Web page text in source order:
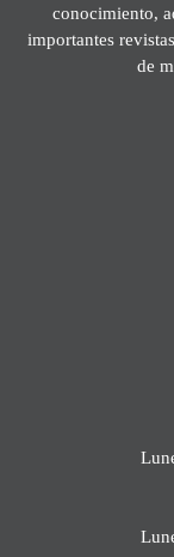
conocimiento,
importantes
de